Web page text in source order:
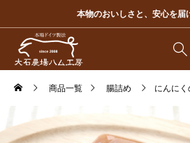
本物のおいしさと、安心を届
商品一覧 腸詰め にんに